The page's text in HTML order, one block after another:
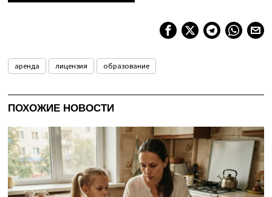
аренда лицензия образование
ПОХОЖИЕ НОВОСТИ